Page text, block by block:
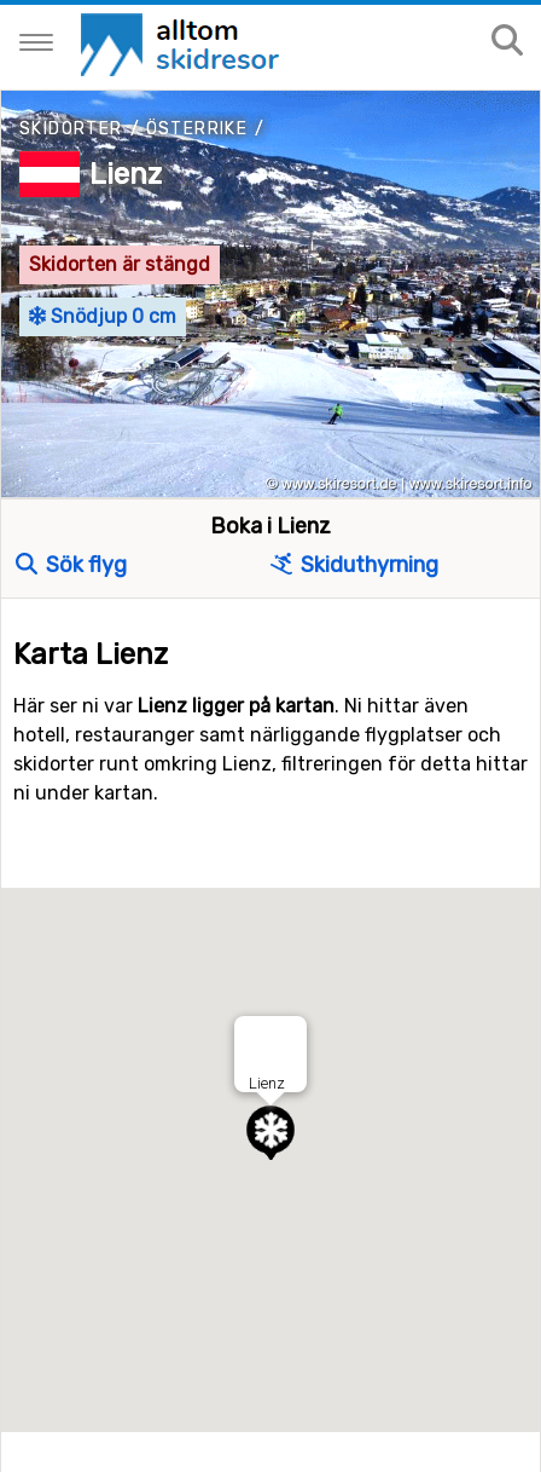
SKIDORTER/ÖSTERRIKE /
Lienz
Skidorten är stängd
Snödjup 0 cm
Boka i Lienz
Sök flyg
Skiduthyrning
Karta Lienz
Här ser ni var Lienz ligger på kartan. Ni hittar även
hotell, restauranger samt närliggande flygplatser och
skidorter runt omkring Lienz, filtreringen för detta hittar
ni under kartan.
Lienz